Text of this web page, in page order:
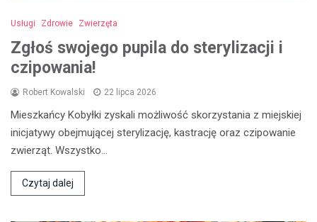
Usługi Zdrowie Zwierzęta
Zgłoś swojego pupila do sterylizacji i
czipowania!
Robert Kowalski 22 lipca 2026
Mieszkańcy Kobyłki zyskali możliwość skorzystania z miejskiej
inicjatywy obejmującej sterylizację, kastrację oraz czipowanie
zwierząt. Wszystko…
Czytaj dalej